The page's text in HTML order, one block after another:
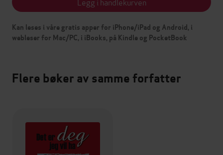
Kan leses i våre gratis apper for iPhone/iPad og Android, i
webleser for Mac/PC, i iBooks, på Kindle og PocketBook
Flere bøker av samme forfatter